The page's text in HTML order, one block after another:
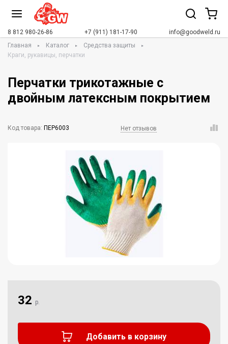
8 812 980-26-86 +7 (911) 181-17-90
info@goodweld.ru
Главная
Каталог
Средства защиты
Краги, рукавицы, перчатки
Перчатки трикотажные с
двойным латексным покрытием
Код товара: ПЕР6003 Нет отзывов
32 р.
Добавить в корзину